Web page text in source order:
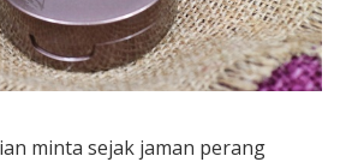
minta sejak jaman perang